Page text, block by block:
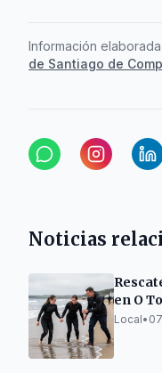
Información
de Santiago de
Noticias
en O
Local•